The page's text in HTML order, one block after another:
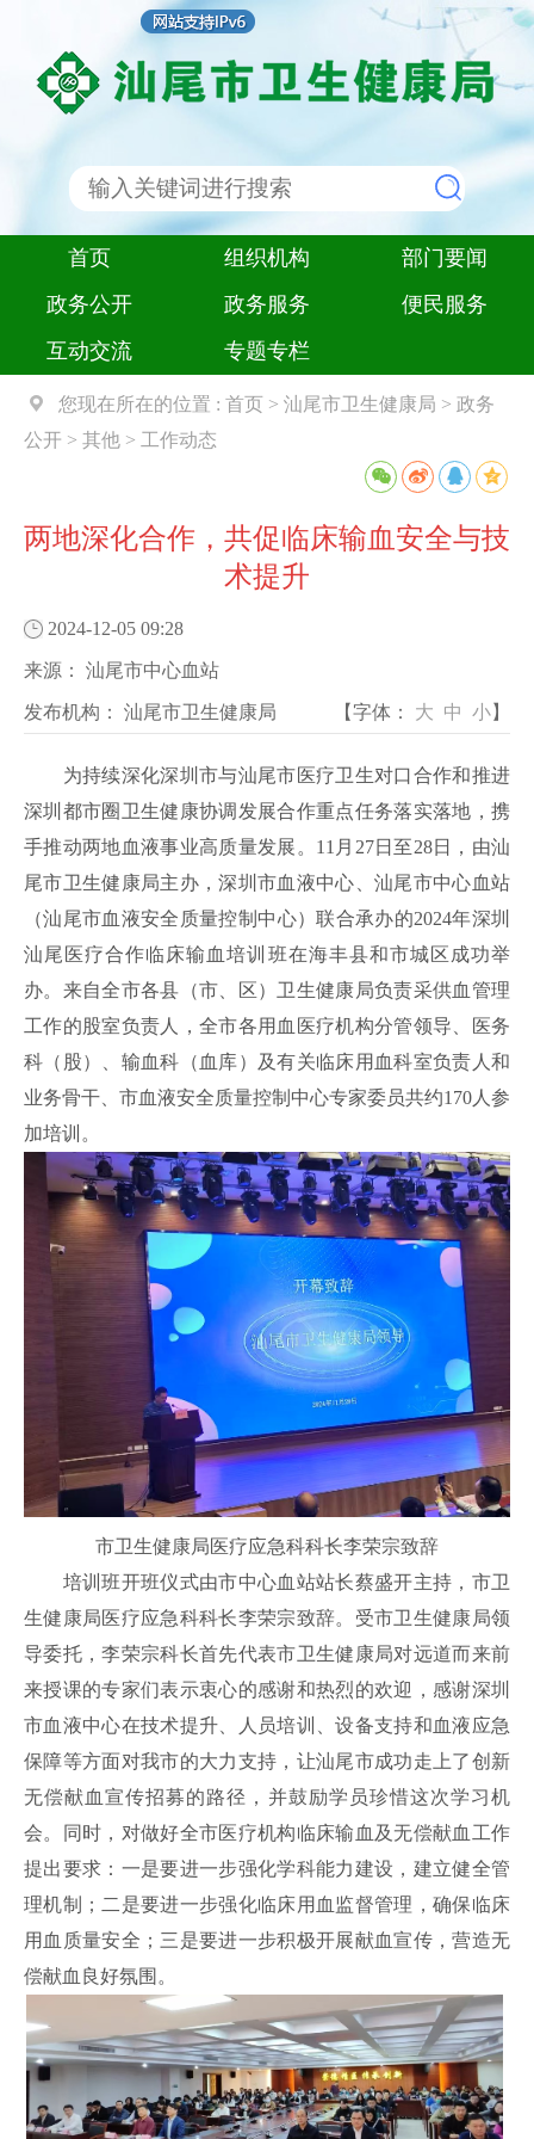
首页 组织机构
部门要闻
政务公开
政务服务
便民服务
互动交流
专题专栏
您现在所在的位置 : 首页 > 汕尾市卫生健康局 > 政务
公开 > 其他 > 工作动态
两地深化合作，共促临床输血安全与技
术提升
2024-12-05 09:28
来源： 汕尾市中心血站
发布机构： 汕尾市卫生健康局 【字体： 大 中 小】
为持续深化深圳市与汕尾市医疗卫生对口合作和推进
深圳都市圈卫生健康协调发展合作重点任务落实落地，携
手推动两地血液事业高质量发展。11月27日至28日，由汕
尾市卫生健康局主办，深圳市血液中心、汕尾市中心血站
（汕尾市血液安全质量控制中心）联合承办的2024年深圳
汕尾医疗合作临床输血培训班在海丰县和市城区成功举
办。来自全市各县（市、区）卫生健康局负责采供血管理
工作的股室负责人，全市各用血医疗机构分管领导、医务
科（股）、输血科（血库）及有关临床用血科室负责人和
业务骨干、市血液安全质量控制中心专家委员共约170人参
加培训。
市卫生健康局医疗应急科科长李荣宗致辞
培训班开班仪式由市中心血站站长蔡盛开主持，市卫
生健康局医疗应急科科长李荣宗致辞。受市卫生健康局领
导委托，李荣宗科长首先代表市卫生健康局对远道而来前
来授课的专家们表示衷心的感谢和热烈的欢迎，感谢深圳
市血液中心在技术提升、人员培训、设备支持和血液应急
保障等方面对我市的大力支持，让汕尾市成功走上了创新
无偿献血宣传招募的路径，并鼓励学员珍惜这次学习机
会。同时，对做好全市医疗机构临床输血及无偿献血工作
提出要求：一是要进一步强化学科能力建设，建立健全管
理机制；二是要进一步强化临床用血监督管理，确保临床
用血质量安全；三是要进一步积极开展献血宣传，营造无
偿献血良好氛围。